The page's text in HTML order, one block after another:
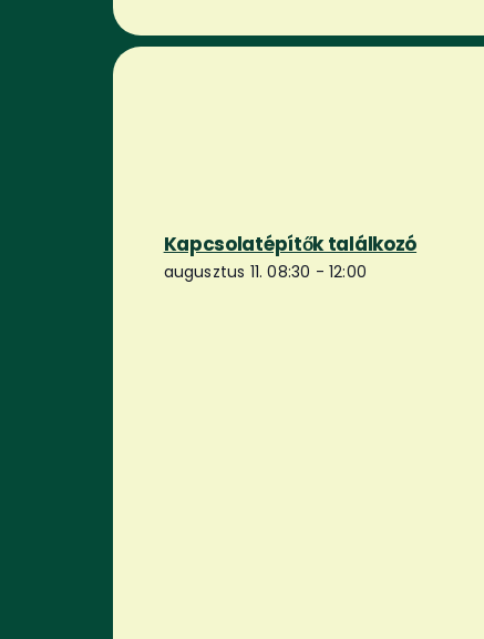
Kapcsolatépítők találkozó
augusztus 11. 08:30 -12:00